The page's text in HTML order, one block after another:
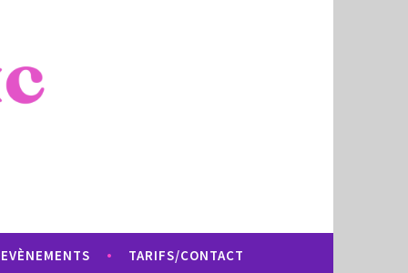
EVÈNEMENTS TARIFS/CONTACT